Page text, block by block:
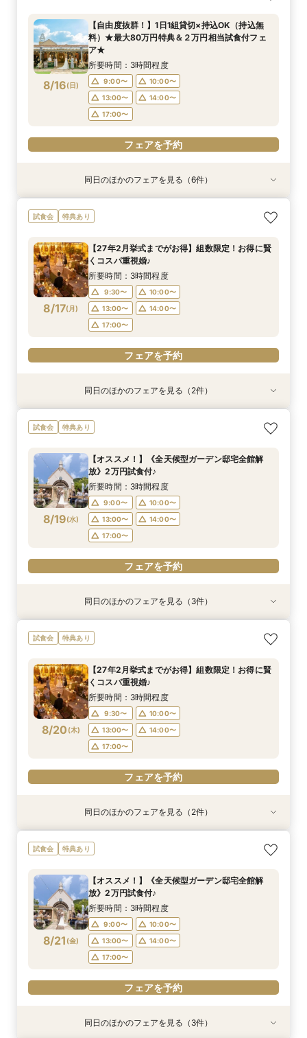
8/15(土)
9:30〜
10:00〜
13:00〜
17:00〜
フェアを予約
8/15(土)
所要時間：3時間程度
13:00〜
14:00〜
17:00〜
フェアを予約
8/15(土)
9:00〜
10:00〜
13:00〜
17:00〜
フェアを予約
8/15(土)
9:00〜
10:00〜
13:00〜
17:00〜
フェアを予約
8/15(土)
10:00〜
12:00〜
14:00〜
フェアを予約
8/15(土)
10:00〜
12:00〜
14:00〜
フェアを予約
8/16(日)
【自由度抜群！】1日1組貸切×持込OK（持込無
料）★最大80万円特典＆２万円相当試食付フェ
ア★
所要時間：3時間程度
9:00〜
10:00〜
13:00〜
14:00〜
17:00〜
フェアを予約
特典あり
8/16 (日)
【27年2月挙式までがお得】組数限定！お得に賢
くコスパ重視婚♪
9:30〜
13:00〜
14:00〜
17:00〜
フェアを予約
特典あり
8/16 (日)
【当館人気No.1】クチコミ高評価★2万円相当試
食×会場見学BIGフェア
9:00〜
13:00〜
14:00〜
17:00〜
フェアを予約
特典あり
8/16 (日)
【オススメ！】《全天候型ガーデン邸宅全館解
放》2万円試食付♪
9:00〜
13:00〜
14:00〜
17:00〜
フェアを予約
特典あり
8/16 (日)
ペットは家族☆大切な記念日を一緒に過ごすため
の相談会
10:00〜
14:00〜
フェアを予約
特典あり
8/16 (日)
【準備も費用も安心サポート！】マタニティ＆パ
パママ婚相談会
10:00〜
14:00〜
フェアを予約
特典あり
8/16 (日)
【お盆フェア限定】プラチナ特典＆最大80万円
優待《貸切×持込OK》２万円相当豪華試食付！
9:00〜
13:00〜
14:00〜
17:00〜
フェアを予約
同日のほかのフェアを見る（6件）
試食会 特典あり
8/17(月)
【27年2月挙式までがお得】組数限定！お得に賢
くコスパ重視婚♪
所要時間：3時間程度
9:30〜
10:00〜
13:00〜
14:00〜
17:00〜
フェアを予約
特典あり
8/17(月)
【オススメ！】《全天候型ガーデン邸宅全館解
放》2万円試食付♪
9:00〜
10:00〜
13:00〜
14:00〜
17:00〜
フェアを予約
特典あり
8/17(月)
ペットは家族☆大切な記念日を一緒に過ごすため
の相談会
10:00〜
12:00〜
14:00〜
フェアを予約
同日のほかのフェアを見る（2件）
試食会 特典あり
8/19(水)
【オススメ！】《全天候型ガーデン邸宅全館解
放》2万円試食付♪
所要時間：3時間程度
9:00〜
10:00〜
13:00〜
14:00〜
17:00〜
フェアを予約
特典あり
8/19 (水)
【自由度抜群！】1日1組貸切×持込OK（持込無
料）★最大80万円特典＆２万円相当試食付フェ
所要時間：3時間程度
13:00〜
14:00〜
17:00〜
フェアを予約
特典あり
8/19 (水)
【当館人気No.1】クチコミ高評価★2万円相当試
食×会場見学BIGフェア
9:00〜
13:00〜
14:00〜
17:00〜
フェアを予約
特典あり
8/19 (水)
【準備も費用も安心サポート！】マタニティ＆パ
パママ婚相談会
10:00〜
14:00〜
フェアを予約
同日のほかのフェアを見る（3件）
試食会 特典あり
8/20 (木)
【27年2月挙式までがお得】組数限定！お得に賢
くコスパ重視婚♪
所要時間：3時間程度
9:30〜
10:00〜
13:00〜
14:00〜
17:00〜
フェアを予約
特典あり
8/20( 木)
【自由度抜群！】1日1組貸切×持込OK（持込無
料）★最大80万円特典＆２万円相当試食付フェ
所要時間：3時間程度
13:00〜
14:00〜
17:00〜
フェアを予約
特典あり
8/20( 木)
【当館人気No.1】クチコミ高評価★2万円相当試
食×会場見学BIGフェア
9:00〜
10:00〜
13:00〜
14:00〜
17:00〜
フェアを予約
同日のほかのフェアを見る（2件）
試食会 特典あり
8/21 (金)
【オススメ！】《全天候型ガーデン邸宅全館解
放》2万円試食付♪
所要時間：3時間程度
9:00〜
10:00〜
13:00〜
14:00〜
17:00〜
フェアを予約
特典あり
特典あり
特典あり同日のほかのフェアを見る（3件）